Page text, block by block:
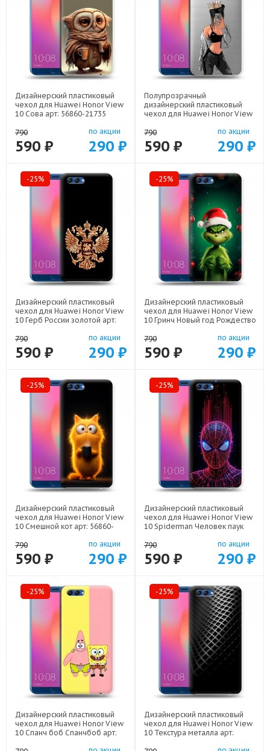
Дизайнерский пластиковый
чехол для Huawei Honor View
10 Сова арт: 56860-21735
790
590 ₽
по акции
290 ₽
Полупрозрачный
дизайнерский пластиковый
чехол для Huawei Honor View
21685
790
590 ₽
по акции
290 ₽
-25%
Дизайнерский пластиковый
чехол для Huawei Honor View
10 Герб России золотой арт:
790
590 ₽
по акции
290 ₽
-25%
Дизайнерский пластиковый
чехол для Huawei Honor View
10 Гринч Новый год Рождество
790
590 ₽
по акции
290 ₽
-25%
Дизайнерский пластиковый
чехол для Huawei Honor View
10 Смешной кот арт: 56860-
790
590 ₽
по акции
290 ₽
-25%
Дизайнерский пластиковый
чехол для Huawei Honor View
10 Spiderman Человек паук
790
590 ₽
по акции
290 ₽
-25%
Дизайнерский пластиковый
чехол для Huawei Honor View
10 Спанч боб Спанчбоб арт:
-25%
Дизайнерский пластиковый
чехол для Huawei Honor View
10 Текстура металла арт: